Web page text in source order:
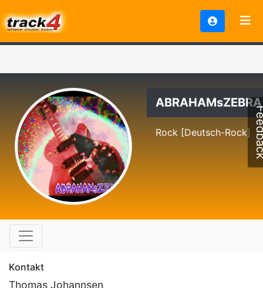
ABRAHAMsZEBRA
Rock [Deutsch-Rock]
Kontakt
Thomas Johannsen